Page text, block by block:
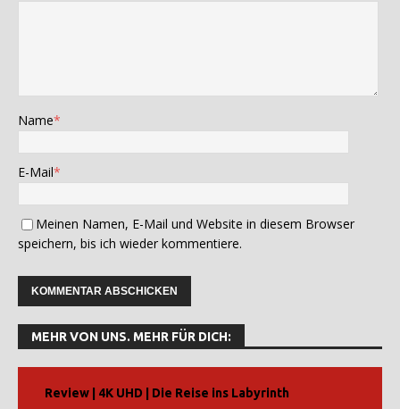
Name*
E-Mail*
Meinen Namen, E-Mail und Website in diesem Browser
speichern, bis ich wieder kommentiere.
t
MEHR VON UNS. MEHR FÜR DICH:
Review | 4K UHD | Die Reise ins Labyrinth